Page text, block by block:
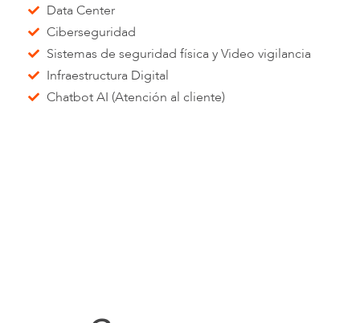
Data Center
Ciberseguridad
Sistemas de seguridad física y Video vigilancia
Infraestructura Digital
Chatbot AI (Atención al cliente)